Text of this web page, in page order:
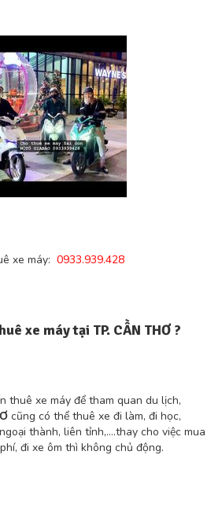
xe máy: 0933.939.428
xe máy tại TP. CẦN THƠ ?
thuê xe máy để tham quan du lịch,
cũng có thể thuê xe đi làm, đi học,
thành, liên tỉnh,….thay cho việc mua
đi xe ôm thì không chủ động.